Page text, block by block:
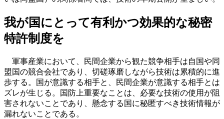
我が国にとって有利かつ効果的な秘密
特許制度を
軍事産業において、民間企業から観た競争相手は自国や同
盟国の競合会社であり、切磋琢磨しながら技術は累積的に進
歩する。国が意識する相手と、民間企業が意識する相手とは
ズレが生じる。国防上重要なことは、必要な技術の使用が阻
害されないことであり、懸念する国に秘匿すべき技術情報が
漏れないことである。